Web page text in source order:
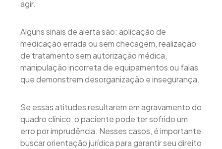
agir.
Alguns sinais de alerta são: aplicação de
medicação errada ou sem checagem, realização
de tratamento sem autorização médica,
manipulação incorreta de equipamentos ou falas
que demonstrem desorganização e insegurança.
Se essas atitudes resultarem em agravamento do
quadro clínico, o paciente pode ter sofrido um
erro por imprudência. Nesses casos, é importante
buscar orientação jurídica para garantir seu direito